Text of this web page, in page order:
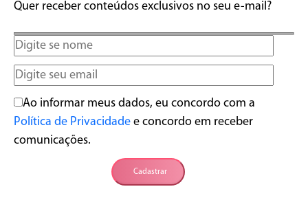
Quer receber conteúdos exclusivos no seu e-mail?
Ao informar meus dados, eu concordo com a
Política de Privacidade e concordo em receber
comunicações.
Cadastrar